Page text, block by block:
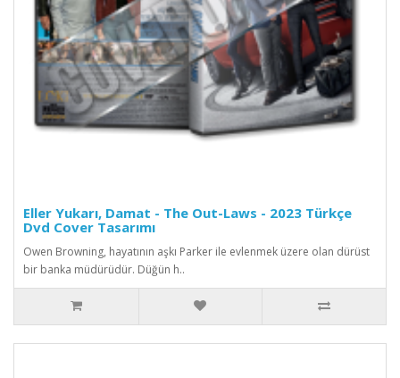
Eller Yukarı, Damat - The Out-Laws - 2023 Türkçe
Dvd Cover Tasarımı
Owen Browning, hayatının aşkı Parker ile evlenmek üzere olan dürüst
bir banka müdürüdür. Düğün h..